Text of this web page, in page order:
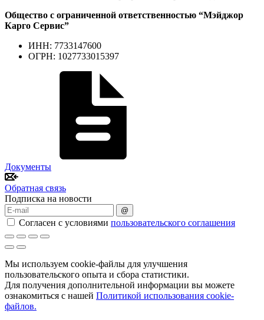
Общество с ограниченной ответственностью “Мэйджор
Карго Сервис”
ИНН: 7733147600
ОГРН: 1027733015397
Документы
Обратная связь
Подписка на новости
@
Согласен с условиями пользовательского соглашения
Мы используем cookie-файлы для улучшения
пользовательского опыта и сбора статистики.
Для получения дополнительной информации вы можете
ознакомиться с нашей Политикой использования cookie-
файлов.